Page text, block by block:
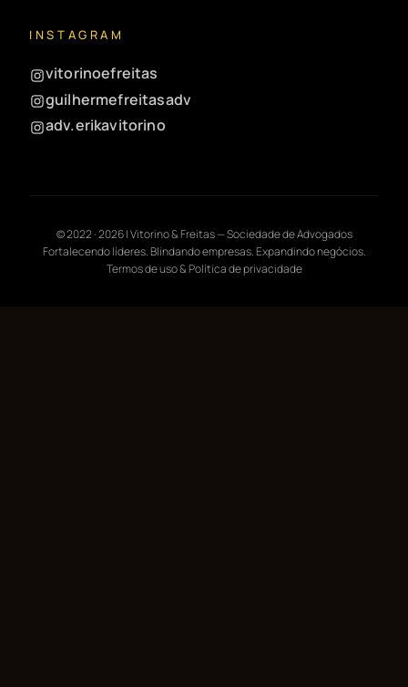
INSTAGRAM
vitorinoefreitas
guilhermefreitasadv
adv.erikavitorino
© 2022 ·2026| Vitorino & Freitas — Sociedade de Advogados
Fortalecendo líderes. Blindando empresas. Expandindo negócios.
Termos de uso & Política de privacidade